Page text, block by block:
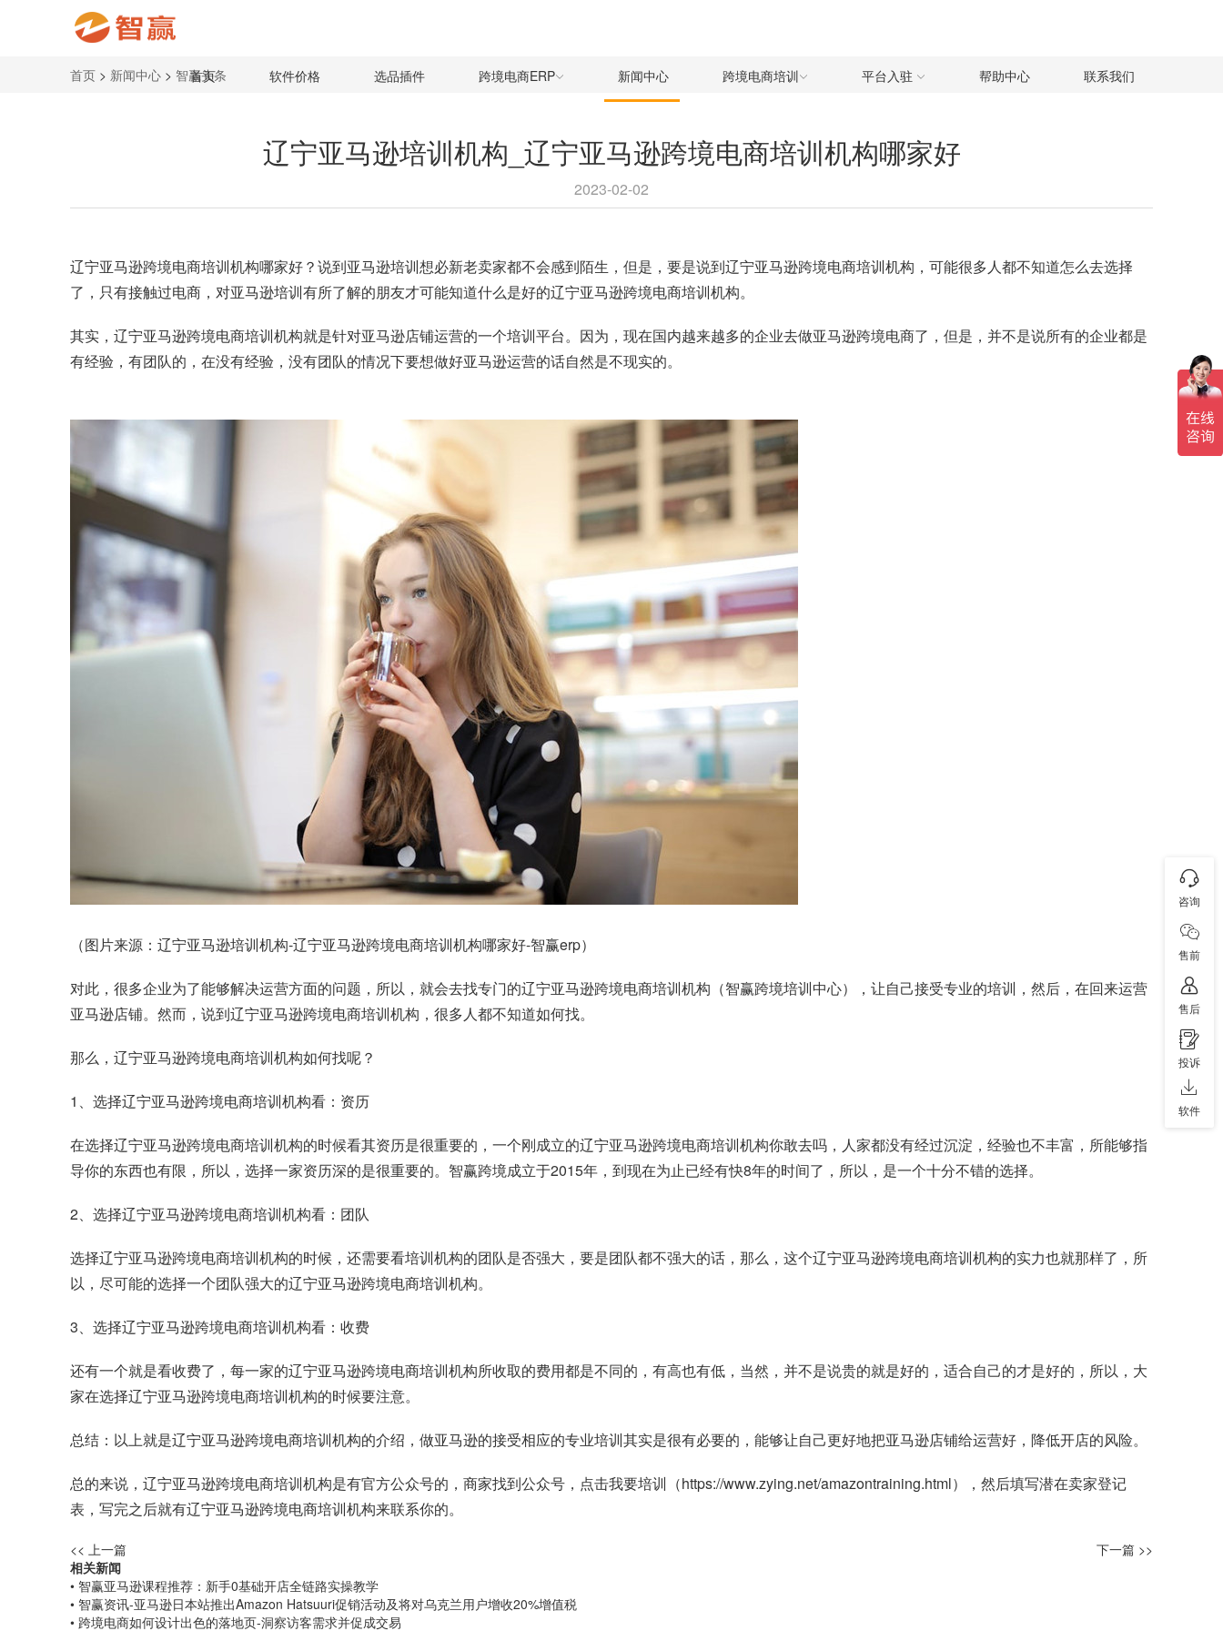
首页 软件价格 选品插件 跨境电商ERP 新闻中心 跨境电商培训 平台入驻 帮助中心 联系我们
首页 > 新闻中心 > 智赢头条
辽宁亚马逊培训机构_辽宁亚马逊跨境电商培训机构哪家好
2023-02-02
辽宁亚马逊跨境电商培训机构哪家好？说到亚马逊培训想必新老卖家都不会感到陌生，但是，要是说到辽宁亚马逊跨境电商培训机构，可能很多人都不知道怎么去选择
了，只有接触过电商，对亚马逊培训有所了解的朋友才可能知道什么是好的辽宁亚马逊跨境电商培训机构。
其实，辽宁亚马逊跨境电商培训机构就是针对亚马逊店铺运营的一个培训平台。因为，现在国内越来越多的企业去做亚马逊跨境电商了，但是，并不是说所有的企业都是
有经验，有团队的，在没有经验，没有团队的情况下要想做好亚马逊运营的话自然是不现实的。
（图片来源：辽宁亚马逊培训机构-辽宁亚马逊跨境电商培训机构哪家好-智赢erp）
对此，很多企业为了能够解决运营方面的问题，所以，就会去找专门的辽宁亚马逊跨境电商培训机构（智赢跨境培训中心），让自己接受专业的培训，然后，在回来运营
亚马逊店铺。然而，说到辽宁亚马逊跨境电商培训机构，很多人都不知道如何找。
那么，辽宁亚马逊跨境电商培训机构如何找呢？
1、选择辽宁亚马逊跨境电商培训机构看：资历
在选择辽宁亚马逊跨境电商培训机构的时候看其资历是很重要的，一个刚成立的辽宁亚马逊跨境电商培训机构你敢去吗，人家都没有经过沉淀，经验也不丰富，所能够指
导你的东西也有限，所以，选择一家资历深的是很重要的。 智赢跨境成立于2015年，到现在为止已经有快8年的时间了，所以，是一个十分不错的选择。
2、选择辽宁亚马逊跨境电商培训机构看：团队
选择辽宁亚马逊跨境电商培训机构的时候，还需要看培训机构的团队是否强大，要是团队都不强大的话，那么，这个辽宁亚马逊跨境电商培训机构的实力也就那样了，所
以，尽可能的选择一个团队强大的辽宁亚马逊跨境电商培训机构。
3、选择辽宁亚马逊跨境电商培训机构看：收费
还有一个就是看收费了，每一家的辽宁亚马逊跨境电商培训机构所收取的费用都是不同的，有高也有低，当然，并不是说贵的就是好的，适合自己的才是好的，所以，大
家在选择辽宁亚马逊跨境电商培训机构的时候要注意。
总结：以上就是辽宁亚马逊跨境电商培训机构的介绍，做亚马逊的接受相应的专业培训其实是很有必要的，能够让自己更好地把亚马逊店铺给运营好，降低开店的风险。
总的来说，辽宁亚马逊跨境电商培训机构是有官方公众号的，商家找到公众号，点击我要培训（https://www.zying.net/amazontraining.html），然后填写潜在卖家登记
表，写完之后就有辽宁亚马逊跨境电商培训机构来联系你的。
<< 上一篇
下一篇 >>
相关新闻
• 智赢亚马逊课程推荐：新手0基础开店全链路实操教学
• 智赢资讯-亚马逊日本站推出Amazon Hatsuuri促销活动及将对乌克兰用户增收20%增值税
• 跨境电商如何设计出色的落地页-洞察访客需求并促成交易
咨询
售前
售后
投诉
软件